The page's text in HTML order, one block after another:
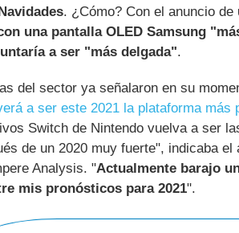
. ¿Cómo? Con el anuncio de
una pantalla OLED Samsung
a ser "más delgada".
del sector ya señalaron en su
a ser este 2021 la plataforma más
Switch de Nintendo vuelva a ser
de un 2020 muy fuerte", indicaba
Analysis. "Actualmente barajo
mis pronósticos para 2021".